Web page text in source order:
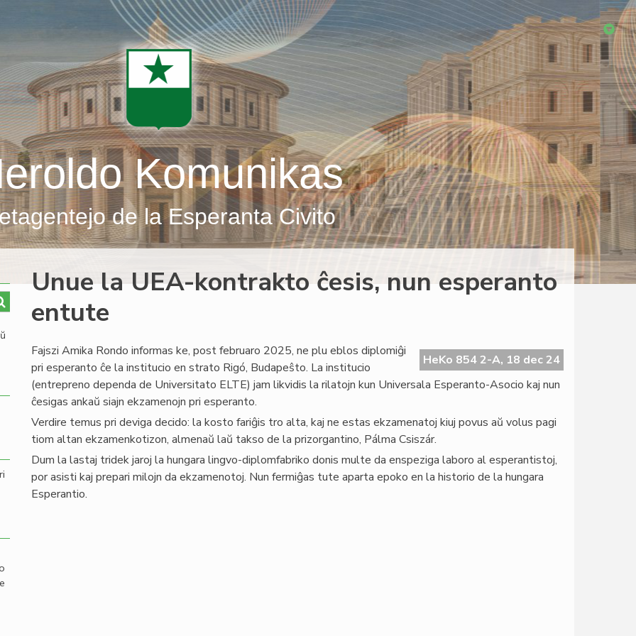
Komunikas
de la Esperanta Civito
Unue la UEA-kontrakto ĉesis, nun esperanto
entute
HeKo 854 2-A, 18 dec 24
Fajszi Amika Rondo informas ke, post februaro 2025, ne plu eblos diplomiĝi
pri esperanto ĉe la institucio en strato Rigó, Budapeŝto. La institucio
(entrepreno dependa de Universitato ELTE) jam likvidis la rilatojn kun Universala Esperanto-Asocio kaj nun
ĉesigas ankaŭ siajn ekzamenojn pri esperanto.
Verdire temus pri deviga decido: la kosto fariĝis tro alta, kaj ne estas ekzamenatoj kiuj povus aŭ volus pagi
tiom altan ekzamenkotizon, almenaŭ laŭ takso de la prizorgantino, Pálma Csiszár.
Dum la lastaj tridek jaroj la hungara lingvo-diplomfabriko donis multe da enspeziga laboro al esperantistoj,
por asisti kaj prepari milojn da ekzamenotoj. Nun fermiĝas tute aparta epoko en la historio de la hungara
Esperantio.